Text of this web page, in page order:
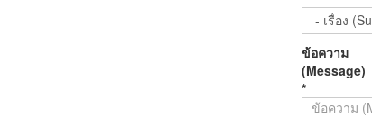
ข้อความ
(Message)
*